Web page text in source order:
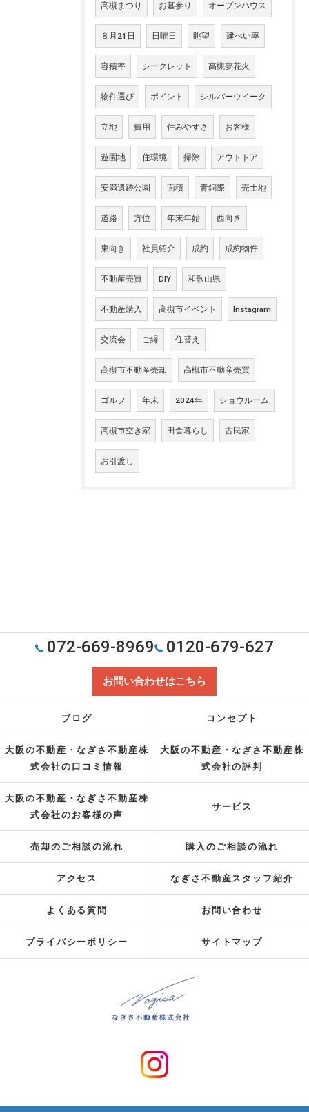
高槻まつり お墓参り オープンハウス
８月21日 日曜日 眺望 建ぺい率
容積率 シークレット 高槻夢花火
物件選び ポイント シルバーウイーク
立地 費用 住みやすさ お客様
遊園地 住環境 掃除 アウトドア
安満遺跡公園 面積 青銅際 売土地
道路 方位 年末年始 西向き
東向き 社員紹介 成約 成約物件
不動産売買 DIY 和歌山県
不動産購入 高槻市イベント Instagram
交流会 ご縁 住替え
高槻市不動産売却 高槻市不動産売買
ゴルフ 年末 2024年 ショウルーム
高槻市空き家 田舎暮らし 古民家
お引渡し
072-669-8969 0120-679-627
お問い合わせはこちら
ブログ コンセプト
大阪の不動産・なぎさ不動産株
式会社の口コミ情報
大阪の不動産・なぎさ不動産株
式会社の評判
大阪の不動産・なぎさ不動産株
式会社のお客様の声
サービス
売却のご相談の流れ 購入のご相談の流れ
アクセス なぎさ不動産スタッフ紹介
よくある質問 お問い合わせ
プライバシーポリシー サイトマップ